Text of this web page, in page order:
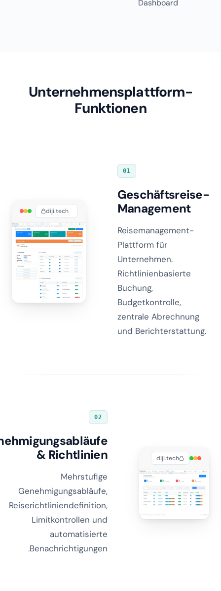
Dashboard
Unternehmensplattform-
Funktionen
diji.tech
01
Geschäftsreise-
Management
Reisemanagement-
Plattform für
Unternehmen.
Richtlinienbasierte
Buchung,
Budgetkontrolle,
zentrale Abrechnung
und Berichterstattung.
diji.tech
02
& Richtlinien
Mehrstufige
Genehmigungsabläufe,
Reiserichtliniendefinition,
Limitkontrollen und
automatisierte
Benachrichtigungen.